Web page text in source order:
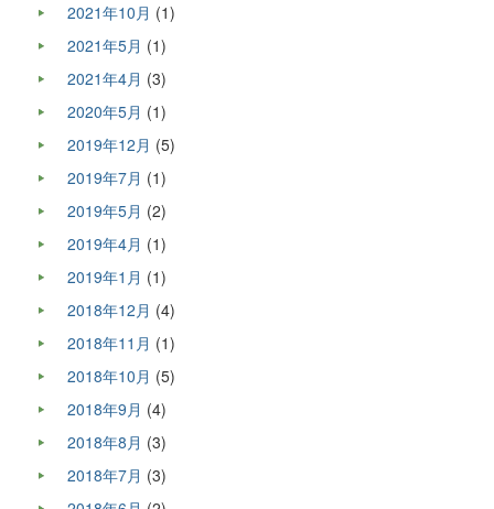
2021年10月 (1)
2021年5月 (1)
2021年4月 (3)
2020年5月 (1)
2019年12月 (5)
2019年7月 (1)
2019年5月 (2)
2019年4月 (1)
2019年1月 (1)
2018年12月 (4)
2018年11月 (1)
2018年10月 (5)
2018年9月 (4)
2018年8月 (3)
2018年7月 (3)